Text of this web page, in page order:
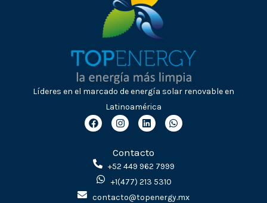
Líderes en el marcado de energía solar renovable en
Latinoamérica
F
a
b
o
o
k
I
n
a
g
r
a
m
L
i
e
d
n
W
h
a
Contacto
+52 449 962 7999
+1(477) 213 5310
contacto@topenergy.mx